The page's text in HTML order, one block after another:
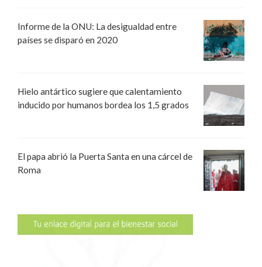
Informe de la ONU: La desigualdad entre
países se disparó en 2020
Hielo antártico sugiere que calentamiento
inducido por humanos bordea los 1,5 grados
El papa abrió la Puerta Santa en una cárcel de
Roma